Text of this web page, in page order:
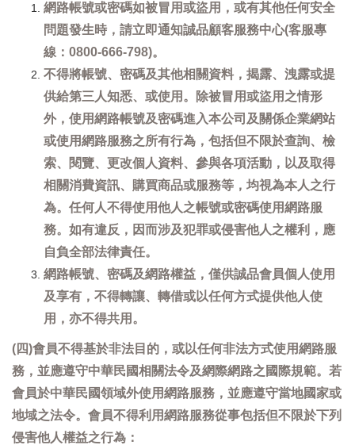
網路帳號或密碼如被冒用或盜用，或有其他任何安全
問題發生時，請立即通知誠品顧客服務中心(客服專
線：0800-666-798)。
不得將帳號、密碼及其他相關資料，揭露、洩露或提
供給第三人知悉、或使用。除被冒用或盜用之情形
外，使用網路帳號及密碼進入本公司及關係企業網站
或使用網路服務之所有行為，包括但不限於查詢、檢
索、閱覽、更改個人資料、參與各項活動，以及取得
相關消費資訊、購買商品或服務等，均視為本人之行
為。任何人不得使用他人之帳號或密碼使用網路服
務。如有違反，因而涉及犯罪或侵害他人之權利，應
自負全部法律責任。
網路帳號、密碼及網路權益，僅供誠品會員個人使用
及享有，不得轉讓、轉借或以任何方式提供他人使
用，亦不得共用。
(四)會員不得基於非法目的，或以任何非法方式使用網路服
務，並應遵守中華民國相關法令及網際網路之國際規範。若
會員於中華民國領域外使用網路服務，並應遵守當地國家或
地域之法令。會員不得利用網路服務從事包括但不限於下列
侵害他人權益之行為：